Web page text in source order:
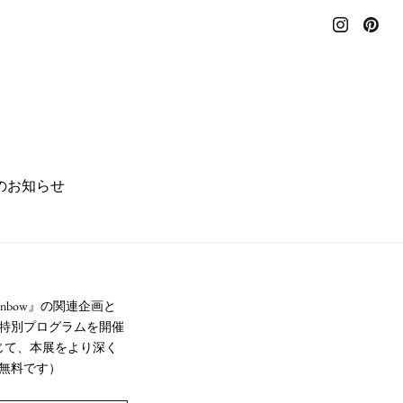
お知らせ
』の関連企画と
別プログラムを開催
、本展をより深く
です）